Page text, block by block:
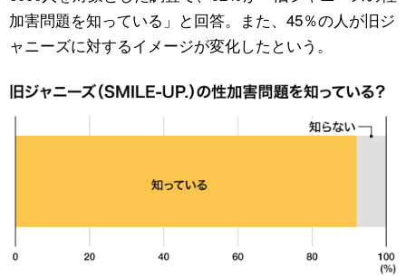
加害問題を知っている」と回答。また、45％の人が旧ジ
ャニーズに対するイメージが変化したという。